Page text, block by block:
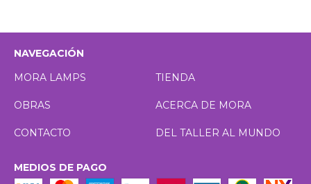
NAVEGACIÓN
MORA LAMPS
TIENDA
OBRAS ACERCA DE MORA
CONTACTO DEL TALLER AL MUNDO
MEDIOS DE PAGO